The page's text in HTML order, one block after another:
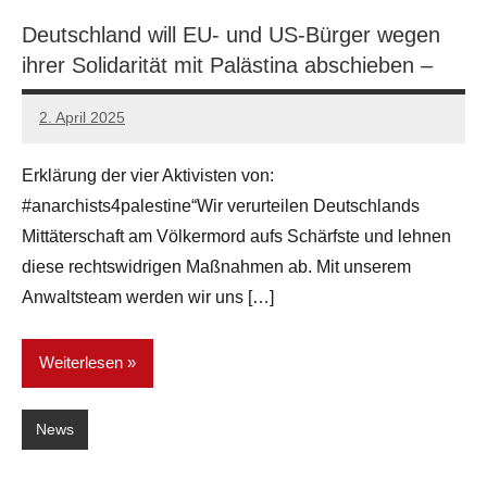
Deutschland will EU- und US-Bürger wegen
ihrer Solidarität mit Palästina abschieben –
2. April 2025
network
Erklärung der vier Aktivisten von:
#anarchists4palestine“Wir verurteilen Deutschlands
Mittäterschaft am Völkermord aufs Schärfste und lehnen
diese rechtswidrigen Maßnahmen ab. Mit unserem
Anwaltsteam werden wir uns […]
Weiterlesen
News